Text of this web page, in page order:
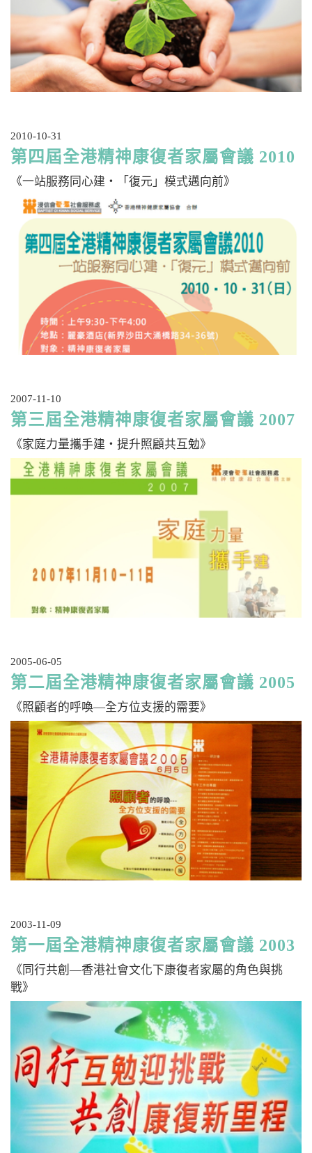
2010-10-31
第四屆全港精神康復者家屬會議 2010
《一站服務同心建‧「復元」模式邁向前》
2007-11-10
第三屆全港精神康復者家屬會議 2007
《家庭力量攜手建‧提升照顧共互勉》
2005-06-05
第二屆全港精神康復者家屬會議 2005
《照顧者的呼喚—全方位支援的需要》
2003-11-09
第一屆全港精神康復者家屬會議 2003
《同行共創—香港社會文化下康復者家屬的角色與挑
戰》